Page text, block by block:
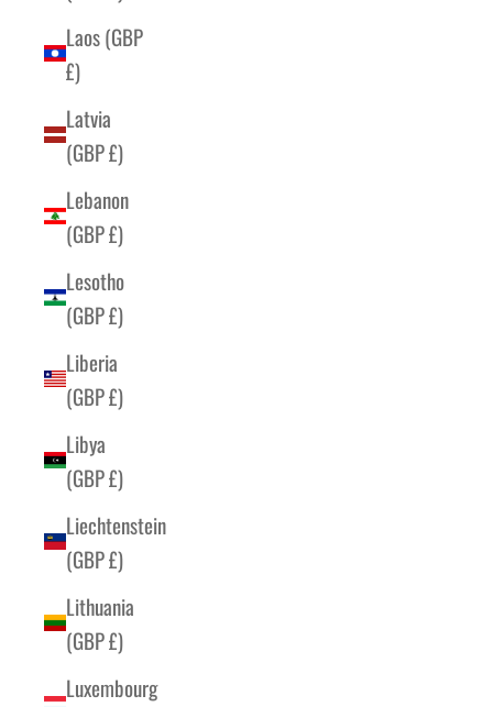
Laos (GBP
£)
Latvia
(GBP £)
Lebanon
(GBP £)
Lesotho
(GBP £)
Liberia
(GBP £)
Libya
(GBP £)
Liechtenstein
(GBP £)
Lithuania
(GBP £)
Luxembourg